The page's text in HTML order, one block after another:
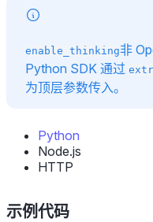
enable_thinking非
Python SDK 通过
为顶层参数传入。
Python
Node.js
HTTP
示例代码